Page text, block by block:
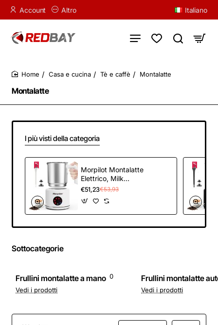
Account Altro Italiano
Montalatte
Casa e cucina Tè e caffè Montalatte
I più visti della categoria
Morpilot Montalatte
Elettrico, Milk
Frother in Acciaio
Inossidabile, 6 in 1
Funzione, Capacità
250ml Cappuccino
€51,23€53,93
Sottocategorie
Frullini montalatte a mano 0
Vedi i prodotti
Frullini montalatte
Vedi i prodotti